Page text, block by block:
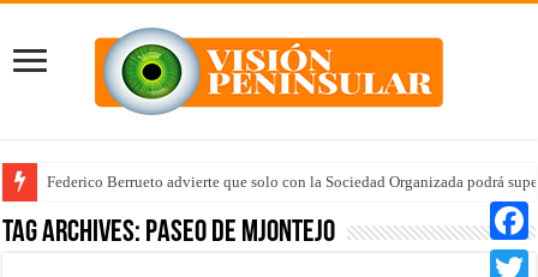
Federico Berrueto advierte que solo con la Sociedad Organizada podrá
Tag Archives: Paseo de MJontejo